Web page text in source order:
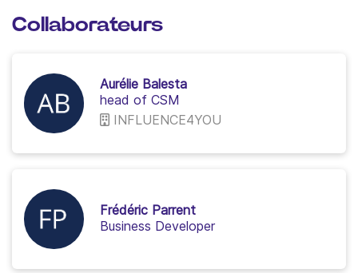
Collaborateurs
Aurélie Balesta
head of CSM
INFLUENCE4YOU
Frédéric Parrent
Business Developer